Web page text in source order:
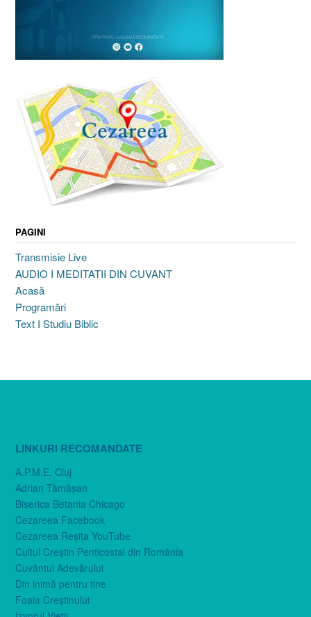
PAGINI
Transmisie Live
AUDIO I MEDITATII DIN CUVANT
Acasă
Programări
Text I Studiu Biblic
LINKURI RECOMANDATE
A.P.M.E. Cluj
Adrian Tămăşan
Biserica Betania Chicago
Cezareea Facebook
Cezareea Reşiţa YouTube
Cultul Creştin Penticostal din România
Cuvântul Adevărului
Din inimă pentru tine
Foaia Creştinului